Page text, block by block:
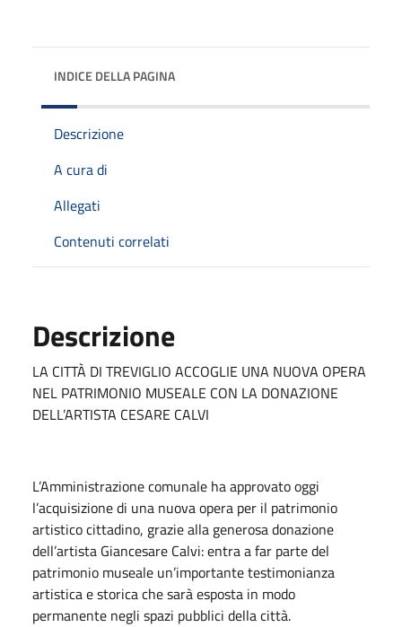
INDICE DELLA PAGINA
Descrizione
A cura di
Allegati
Contenuti correlati
Descrizione
LA CITTÀ DI TREVIGLIO ACCOGLIE UNA NUOVA OPERA
NEL PATRIMONIO MUSEALE CON LA DONAZIONE
DELL’ARTISTA CESARE CALVI
L’Amministrazione comunale ha approvato oggi
l’acquisizione di una nuova opera per il patrimonio
artistico cittadino, grazie alla generosa donazione
dell’artista Giancesare Calvi: entra a far parte del
patrimonio museale un’importante testimonianza
artistica e storica che sarà esposta in modo
permanente negli spazi pubblici della città.